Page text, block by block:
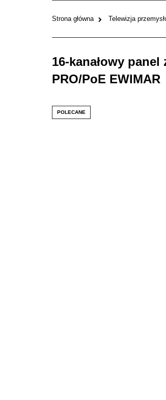
Strona główna Telewizja
16-kanałowy
PRO/PoE EWIMAR
POLECANE